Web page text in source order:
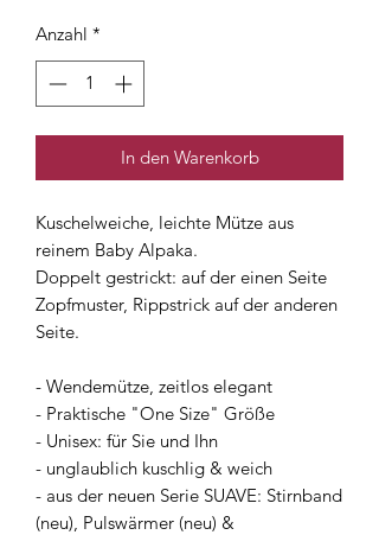
Anzahl *
In den Warenkorb
Kuschelweiche, leichte Mütze aus
reinem Baby Alpaka.
Doppelt gestrickt: auf der einen Seite
Zopfmuster, Rippstrick auf der anderen
Seite.
- Wendemütze, zeitlos elegant
- Praktische "One Size" Größe
- Unisex: für Sie und Ihn
- unglaublich kuschlig & weich
- aus der neuen Serie SUAVE: Stirnband
(neu), Pulswärmer (neu) &